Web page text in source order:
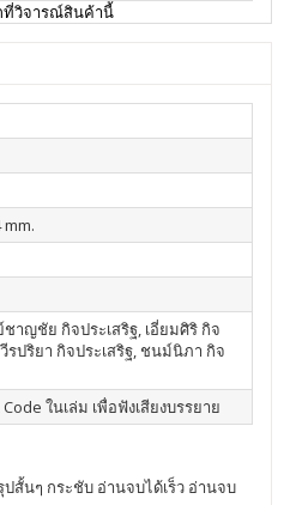
ที่วิจารณ์สินค้านี้
mm.
าญชัย กิจประเสริฐ, เอี่ยมศิริ กิจ
วีรปริยา กิจประเสริฐ, ชนม์นิภา กิจ
ในเล่ม เพื่อฟังเสียงบรรยาย
สั้นๆ กระชับ อ่านจบได้เร็ว อ่านจบ